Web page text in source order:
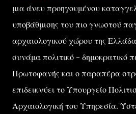
μια άνευ προηγουμένου
υποβάθμισης του πιο γνωστού
αρχαιολογικού χώρου της
συνάμα πολιτικό - δημοκρατικό
Πρωτοφανής και ο παραπέρα
επιδεικνύει το Υπουργείο
Αρχαιολογική του Υπηρεσία.